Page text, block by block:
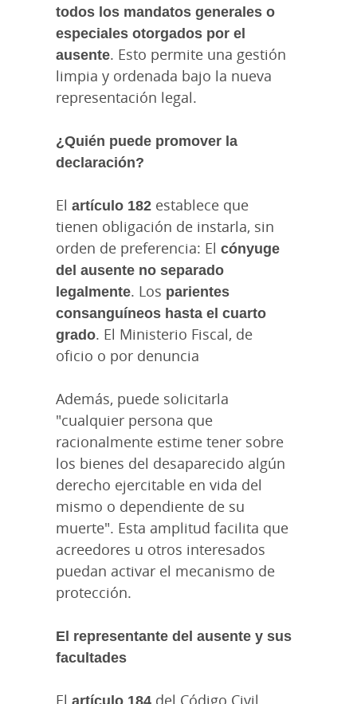
todos los mandatos generales o
especiales otorgados por el
ausente. Esto permite una gestión
limpia y ordenada bajo la nueva
representación legal.
¿Quién puede promover la
declaración?
El artículo 182 establece que
tienen obligación de instarla, sin
orden de preferencia: El cónyuge
del ausente no separado
legalmente. Los parientes
consanguíneos hasta el cuarto
grado. El Ministerio Fiscal, de
oficio o por denuncia
Además, puede solicitarla
"cualquier persona que
racionalmente estime tener sobre
los bienes del desaparecido algún
derecho ejercitable en vida del
mismo o dependiente de su
muerte". Esta amplitud facilita que
acreedores u otros interesados
puedan activar el mecanismo de
protección.
El representante del ausente y sus
facultades
El artículo 184 del Código Civil